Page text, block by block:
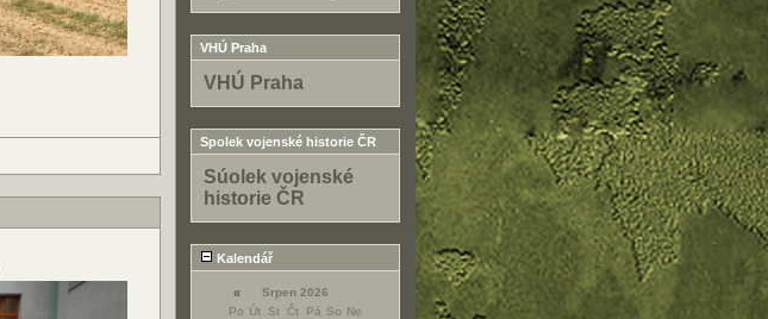
VHÚ Praha
VHÚ Praha
Spolek vojenské historie ČR
Súolek vojenské
historie ČR
Kalendář
«
Srpen 2026
Po Út St Čt Pá So Ne